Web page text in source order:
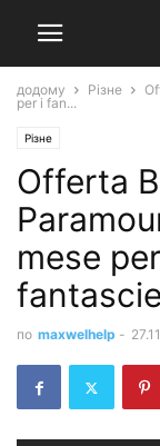
додому Різне
per i fan...
Різне
Offerta
mese
по maxwelhelp -